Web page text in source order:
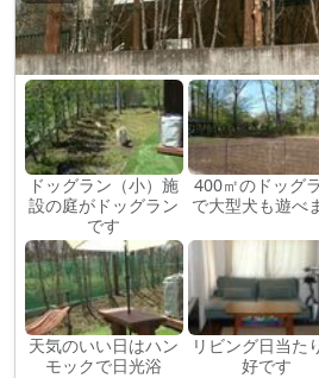
ドッグラン（小）施
設の庭がドッグラン
です
400㎡のドッグ
で大型犬も遊べ
天気のいい日はハン
モックで日光浴
リビング日当た
好です